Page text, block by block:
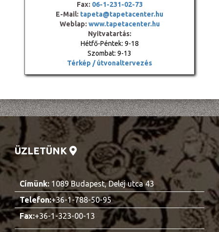
Fax: 06-1-231-02-73
E-Mail: tapeta@tapetacenter.hu
Weblap: www.tapetacenter.hu
Nyitvatartás:
Hétfő-Péntek: 9-18
Szombat: 9-13
Térkép / útvonaltervezés
ÜZLETÜNK
Címünk: 1089 Budapest, Delej utca 43
Telefon:+36-1-788-50-95
Fax:+36-1-323-00-13